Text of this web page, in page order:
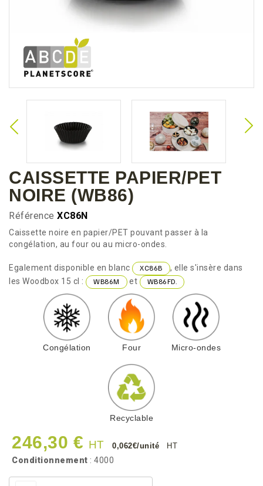
CAISSETTE PAPIER/PET
NOIRE (WB86)
Référence XC86N
Caissette noire en papier/PET pouvant passer à la
congélation, au four ou au micro-ondes.
Egalement disponible en blanc XC86B
, elle s'insère dans
les Woodbox 15 cl :
WB86M et WB86FD.
Congélation Four Micro-ondes
Recyclable
246,30 € HT 0,062€/unité HT
Conditionnement : 4000